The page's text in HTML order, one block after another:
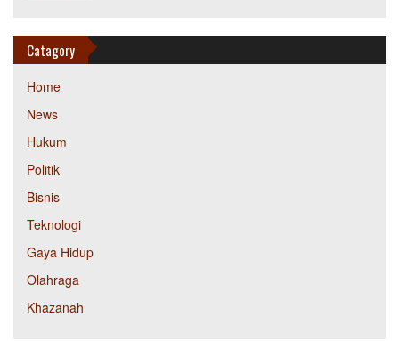
Catagory
Home
News
Hukum
Politik
Bisnis
Teknologi
Gaya Hidup
Olahraga
Khazanah